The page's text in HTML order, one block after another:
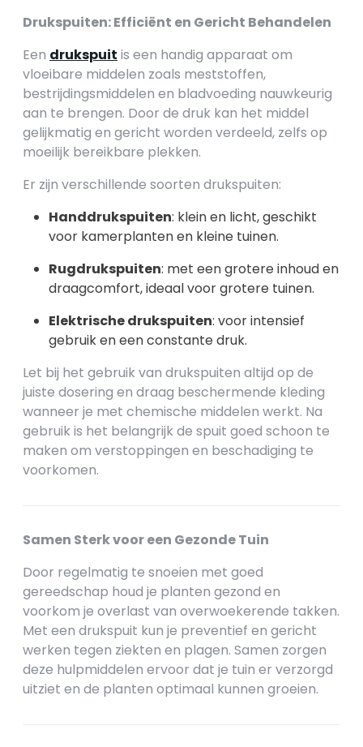
Drukspuiten: Efficiënt en Gericht Behandelen
Een drukspuit is een handig apparaat om
vloeibare middelen zoals meststoffen,
bestrijdingsmiddelen en bladvoeding nauwkeurig
aan te brengen. Door de druk kan het middel
gelijkmatig en gericht worden verdeeld, zelfs op
moeilijk bereikbare plekken.
Er zijn verschillende soorten drukspuiten:
Handdrukspuiten: klein en licht, geschikt
voor kamerplanten en kleine tuinen.
Rugdrukspuiten: met een grotere inhoud en
draagcomfort, ideaal voor grotere tuinen.
Elektrische drukspuiten: voor intensief
gebruik en een constante druk.
Let bij het gebruik van drukspuiten altijd op de
juiste dosering en draag beschermende kleding
wanneer je met chemische middelen werkt. Na
gebruik is het belangrijk de spuit goed schoon te
maken om verstoppingen en beschadiging te
voorkomen.
Samen Sterk voor een Gezonde Tuin
Door regelmatig te snoeien met goed
gereedschap houd je planten gezond en
voorkom je overlast van overwoekerende takken.
Met een drukspuit kun je preventief en gericht
werken tegen ziekten en plagen. Samen zorgen
deze hulpmiddelen ervoor dat je tuin er verzorgd
uitziet en de planten optimaal kunnen groeien.